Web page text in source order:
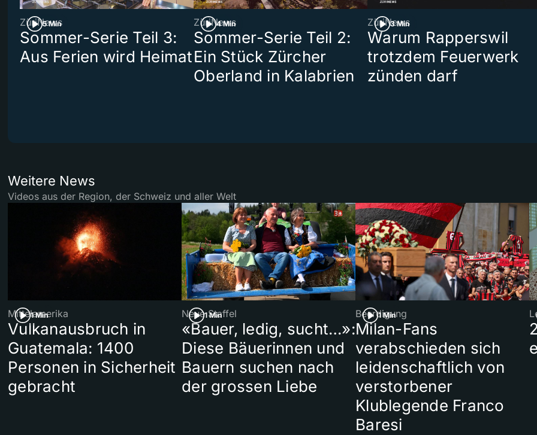
5 Min
ZüriNews
Sommer-Serie Teil 3:
Aus Ferien wird Heimat
4 Min
ZüriNews
Sommer-Serie Teil 2:
Ein Stück Zürcher
Oberland in Kalabrien
3 Min
ZüriNews
Warum Rapperswil
trotzdem Feuerwerk
zünden darf
Weitere News
Videos aus der Region, der Schweiz und aller Welt
1 Min
Mittelamerika
Vulkanausbruch in
Guatemala: 1400
Personen in Sicherheit
gebracht
1 Min
Neue Staffel
«Bauer, ledig, sucht…»:
Diese Bäuerinnen und
Bauern suchen nach
der grossen Liebe
1 Min
Beerdigung
Milan-Fans
verabschieden sich
leidenschaftlich von
verstorbener
Klublegende Franco
Baresi